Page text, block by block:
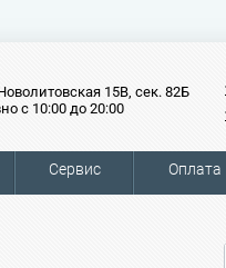
15В, сек. 82Б
с 10:00 до 20:00
Сервис Оплата